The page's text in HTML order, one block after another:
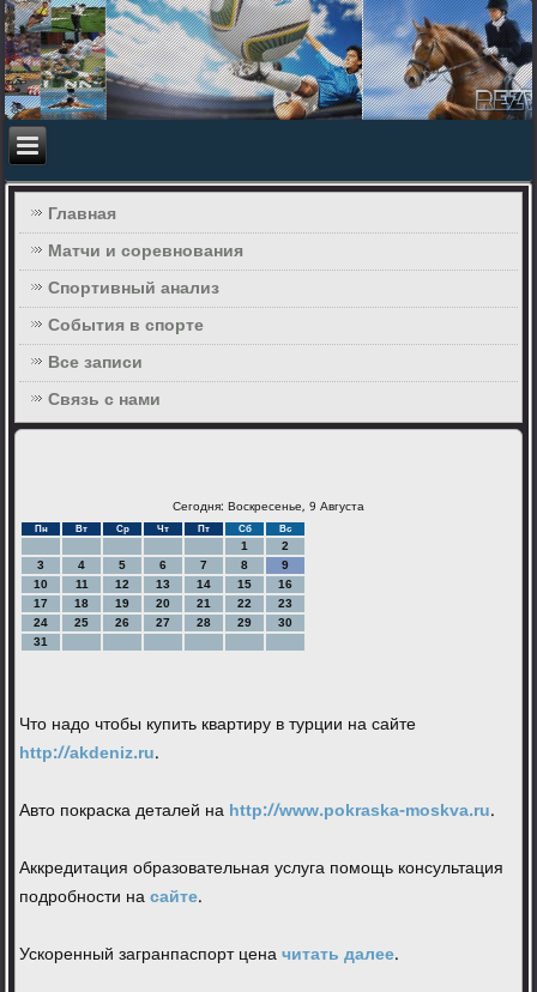
Главная
Матчи и соревнования
Спортивный анализ
События в спорте
Все записи
Связь с нами
Сегодня: Воскресенье, 9 Августа
Пн Вт Ср Чт Пт Сб Вс
1
2
3
4 5 6 7 8
9
10
11 12 13 14 15
16
17
18 19 20 21 22
23
24
25 26 27 28 29
30
31
Что надо чтобы купить квартиру в турции на сайте
http://akdeniz.ru.
Авто покраска деталей на http://www.pokraska-moskva.ru.
Аккредитация образовательная услуга помощь консультация
подробности насайте.
Ускоренный загранпаспорт ценачитать далее.